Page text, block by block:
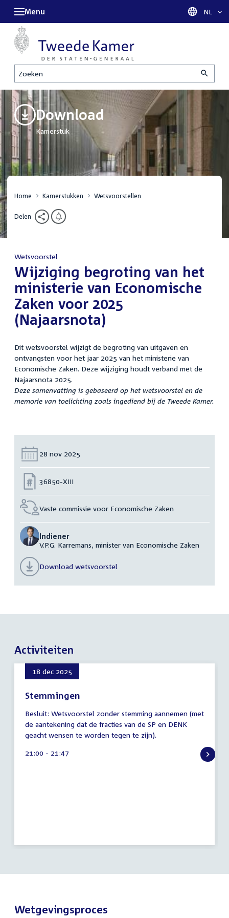
Zoeken
Menu Taal
NL
Download
Kamerstuk
Home Kamerstukken Wetsvoorstellen
Delen
Wetsvoorstel
:Wijziging begroting van het
ministerie van Economische
Zaken voor 2025
(Najaarsnota)
Dit wetsvoorstel wijzigt de begroting van uitgaven en
ontvangsten voor het jaar 2025 van het ministerie van
Economische Zaken. Deze wijziging houdt verband met de
Najaarsnota 2025.
Deze samenvatting is gebaseerd op het wetsvoorstel en de
memorie van toelichting zoals ingediend bij de Tweede Kamer.
Datum:
28 nov 2025
Nummer:
36850-XIII
Vaste commissie voor Economische Zaken
Indiener
V.P.G. Karremans, minister van Economische Zaken
Download wetsvoorstel
Activiteiten
18 dec 2025
Stemmingen
augustus
2026
Besluit: Wetsvoorstel zonder stemming aannemen (met
de aantekening dat de fracties van de SP en DENK
geacht wensen te worden tegen te zijn).
Tijd
21:00 - 21:47
Wetgevingsproces